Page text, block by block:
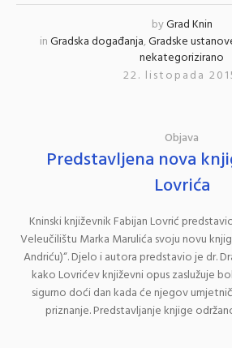
byGrad Knin
inGradska događanja,Gradske
nekategorizirano
22. listopada
Objava
Predstavljena nova
Lovrića
Kninski književnik Fabijan Lovrić
Veleučilištu Marka Marulića svoju novu
Andriću)“. Djelo i autora predstavio je dr.
kako Lovrićev književni opus zaslužuje
sigurno doći dan kada će njegov
priznanje. Predstavljanje knjige